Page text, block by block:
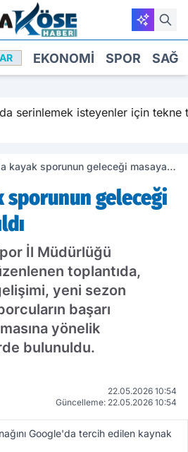
EKONOMI SPOR
Ağrı’da serinlemek isteyenler için tekne
kayak sporunun geleceği masaya
sporunun geleceği
İl Müdürlüğü
toplantıda,
yeni sezon
başarı
yönelik
bulunuldu.
22.05.2026 10:54
Güncelleme: 22.05.2026 10:54
Google'da tercih edilen kaynak